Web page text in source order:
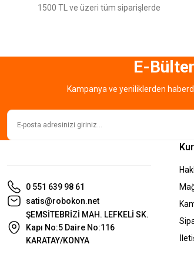
Ürün bilgilerinde hatalar bulunuyor.
1500 TL ve üzeri tüm siparişlerde
E-
Kampanya ve yeniliklerden
0 551 639 98 61
satis@robokon.net
ŞEMSİTEBRİZİ MAH. LEFKELİ SK.
Kapı No:5 Daire No:116
KARATAY/KONYA